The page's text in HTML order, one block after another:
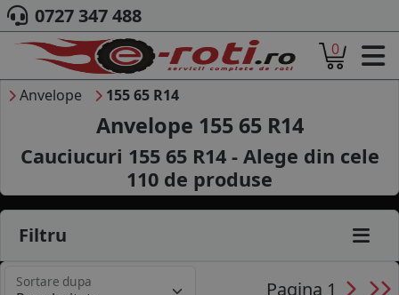
ACASA
DESPRE NOI
ANVELOPE
AUTO
CAMION
MOTO
AGROINDUSTRIALE
MARCA AUTO
0727 347 488
0
Anvelope 155 65 R14
Anvelope 155 65 R14
Cauciucuri 155 65 R14 - Alege din cele
110 de produse
Filtru
Sortare dupa Pagina 1